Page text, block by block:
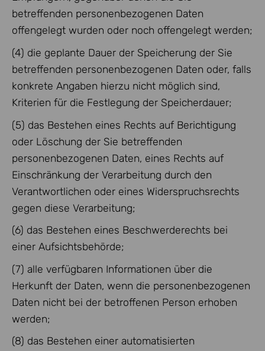
betreffenden personenbezogenen Daten
offengelegt wurden oder noch offengelegt werden;
(4) die geplante Dauer der Speicherung der Sie
betreffenden personenbezogenen Daten oder, falls
konkrete Angaben hierzu nicht möglich sind,
Kriterien für die Festlegung der Speicherdauer;
(5) das Bestehen eines Rechts auf Berichtigung
oder Löschung der Sie betreffenden
personenbezogenen Daten, eines Rechts auf
Einschränkung der Verarbeitung durch den
Verantwortlichen oder eines Widerspruchsrechts
gegen diese Verarbeitung;
(6) das Bestehen eines Beschwerderechts bei
einer Aufsichtsbehörde;
(7) alle verfügbaren Informationen über die
Herkunft der Daten, wenn die personenbezogenen
Daten nicht bei der betroffenen Person erhoben
werden;
(8) das Bestehen einer automatisierten